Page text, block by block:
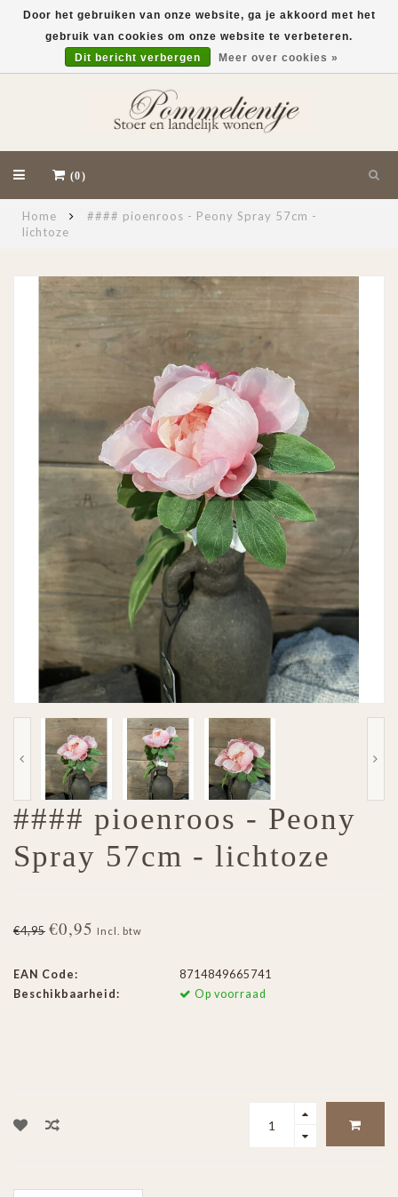
(0)
Home
#### pioenroos - Peony Spray 57cm -
lichtoze
#### pioenroos - Peony
Spray 57cm - lichtoze
€4,95 €0,95 Incl. btw
EAN Code:
8714849665741
Beschikbaarheid:
Op voorraad
Door het gebruiken van onze website, ga je akkoord met het
gebruik van cookies om onze website te verbeteren.
Dit bericht verbergen
Meer over cookies »